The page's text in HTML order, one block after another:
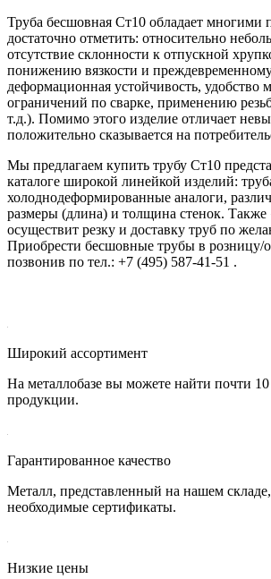
Труба бесшовная Ст10 обладает многими
достаточно отметить: относительно
отсутствие склонности к отпускной
понижению вязкости и
деформационная устойчивость, удобство
ограничений по сварке, применению
т.д.). Помимо этого изделие отличает
положительно сказывается на
Мы предлагаем купить трубу Ст10
каталоге широкой линейкой изделий:
холоднодеформированные аналоги,
размеры (длина) и толщина стенок.
осуществит резку и доставку труб по
Приобрести бесшовные трубы в
позвонив по тел.: +7 (495) 587-41-51 .
Широкий ассортимент
На металлобазе вы можете найти почти
продукции.
Гарантированное качество
Металл, представленный на нашем
необходимые сертификаты.
Низкие цены